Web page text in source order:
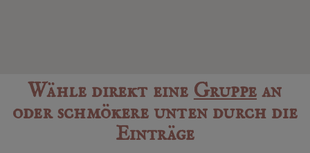
Wähle direkt eine Gruppean
oder schmökere unten durch die
Einträge